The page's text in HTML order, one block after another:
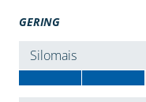
GERING
Silomais